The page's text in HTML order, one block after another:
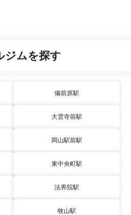
ジムを探す
備前原駅
大雲寺前駅
岡山駅前駅
東中央町駅
法界院駅
牧山駅